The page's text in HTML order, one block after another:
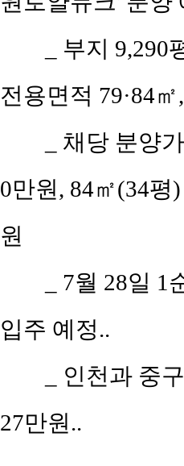
_ 부지
전용면적 79·84
_ 채당 분양
0만원, 84㎡(34평
원
_ 7월 28일
입주 예정..
_ 인천과 중
27만원..